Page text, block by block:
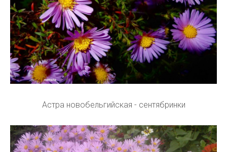
Астра новобельгийская - сентябринки